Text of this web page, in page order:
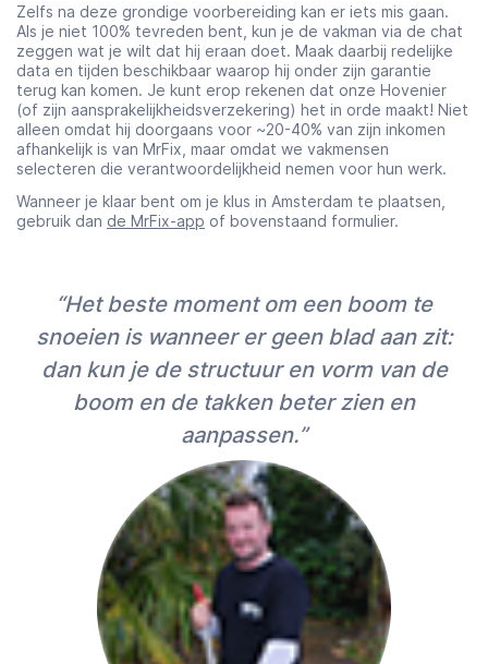
Zelfs na deze grondige voorbereiding kan er iets mis gaan.
Als je niet 100% tevreden bent, kun je de vakman via de chat
zeggen wat je wilt dat hij eraan doet. Maak daarbij redelijke
data en tijden beschikbaar waarop hij onder zijn garantie
terug kan komen. Je kunt erop rekenen dat onze Hovenier
(of zijn aansprakelijkheidsverzekering) het in orde maakt! Niet
alleen omdat hij doorgaans voor ~20-40% van zijn inkomen
afhankelijk is van MrFix, maar omdat we vakmensen
selecteren die verantwoordelijkheid nemen voor hun werk.
Wanneer je klaar bent om je klus in Amsterdam te plaatsen,
gebruik dan de MrFix-app of bovenstaand formulier.
“Het beste moment om een boom te
snoeien is wanneer er geen blad aan zit:
dan kun je de structuur en vorm van de
boom en de takken beter zien en
aanpassen.”